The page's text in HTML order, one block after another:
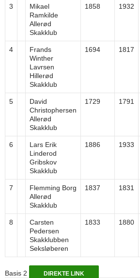
3
Mikael
Ramkilde
Allerød
Skakklub
1858 1932
4
Frands
Winther
Lavrsen
Hillerød
Skakklub
1694 1817
5
David
Christophersen
Allerød
Skakklub
1729 1791
6
Lars Erik
Linderod
Gribskov
Skakklub
1886 1933
7
Flemming Borg
Allerød
Skakklub
1837 1831
8
Carsten
Pedersen
Skakklubben
Seksløberen
1833 1880
Basis 2 DIREKTE LINK